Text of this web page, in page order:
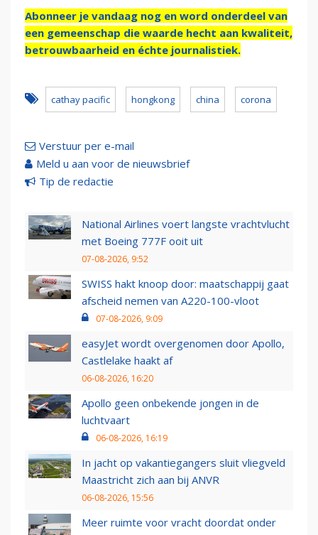
Abonneer je vandaag nog en word onderdeel van
een gemeenschap die waarde hecht aan kwaliteit,
betrouwbaarheid en échte journalistiek.
cathay pacific hongkong china corona
Verstuur per e-mail
Meld u aan voor de nieuwsbrief
Tip de redactie
National Airlines voert langste vrachtvlucht
met Boeing 777F ooit uit
07-08-2026, 9:52
SWISS hakt knoop door: maatschappij gaat
afscheid nemen van A220-100-vloot
07-08-2026, 9:09
easyJet wordt overgenomen door Apollo,
Castlelake haakt af
06-08-2026, 16:20
Apollo geen onbekende jongen in de
luchtvaart
06-08-2026, 16:19
In jacht op vakantiegangers sluit vliegveld
Maastricht zich aan bij ANVR
06-08-2026, 15:56
Meer ruimte voor vracht doordat onder